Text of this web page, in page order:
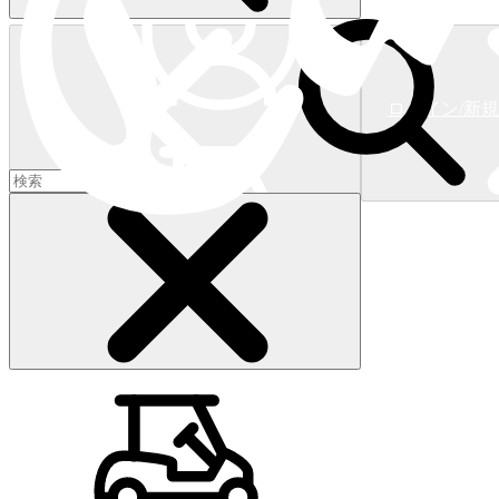
ログイン/新
ショッピングカート 0)